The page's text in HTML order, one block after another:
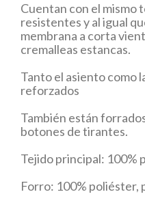
Cuentan con el mismo
resistentes y al igual
membrana a corta
cremalleas estancas.
Tanto el asiento como
reforzados
También están
botones de tirantes.
Tejido principal: 100%
Forro: 100% poliéster,